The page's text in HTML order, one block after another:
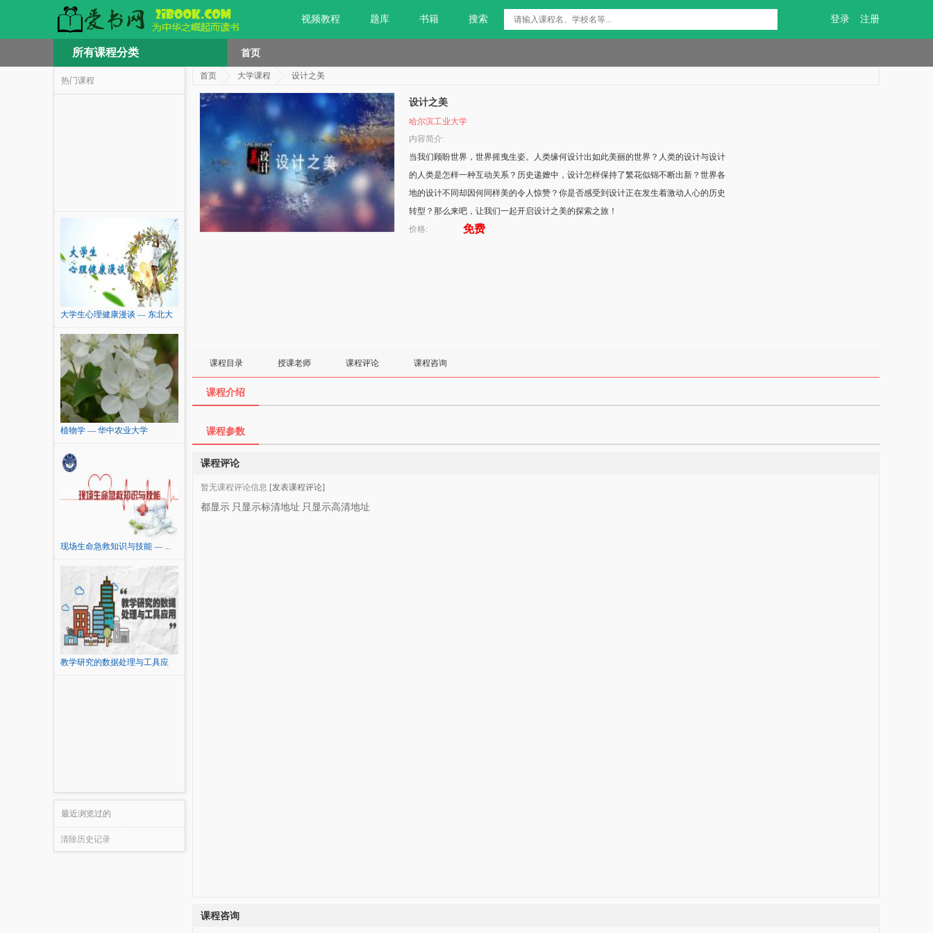
视频教程 题库 书籍 搜索 登录 注册
所有课程分类 首页
热门课程
大学生心理健康漫谈 — 东北大
学
植物学 — 华中农业大学
现场生命急救知识与技能 — ...
教学研究的数据处理与工具应
用...
最近浏览过的
清除历史记录
首页 大学课程 设计之美
设计之美
哈尔滨工业大学
内容简介:
当我们顾盼世界，世界摇曳生姿。人类缘何设计出如此美丽的世界？人类的设计与设计
的人类是怎样一种互动关系？历史递嬗中，设计怎样保持了繁花似锦不断出新？世界各
地的设计不同却因何同样美的令人惊赞？你是否感受到设计正在发生着激动人心的历史
转型？那么来吧，让我们一起开启设计之美的探索之旅！
价格:
免费
课程目录 授课老师 课程评论 课程咨询
课程介绍
课程参数
课程评论
暂无课程评论信息 [发表课程评论]
都显示 只显示标清地址 只显示高清地址
课程咨询